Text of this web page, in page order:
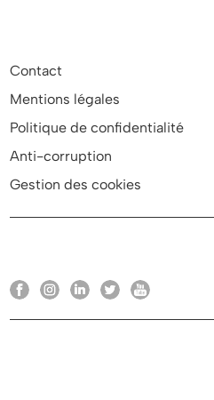
Contact
Mentions légales
Politique de confidentialité
Anti-corruption
Gestion des cookies